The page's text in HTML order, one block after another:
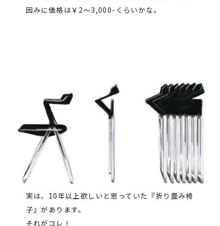
因みに価格は￥2～3,000-くらいかな。
実は、10年以上欲しいと思っていた『折り畳み椅
子』があります。
それがコレ！